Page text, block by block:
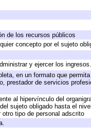
de los recursos públicos
concepto por el sujeto
y ejercer los ingresos.
en un formato que
prestador de servicios
al hipervínculo del
sujeto obligado hasta el
tipo de personal adscrito